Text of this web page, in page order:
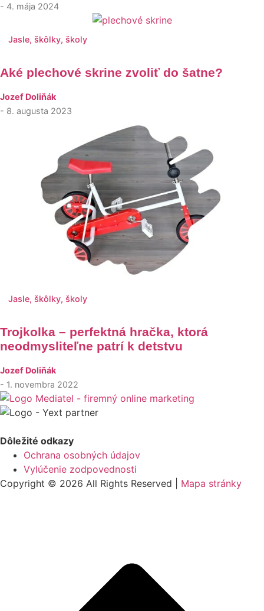
- 4. mája 2024
Jasle, škôlky, školy
Aké plechové skrine zvoliť do šatne?
Jozef Doliňák
- 8. augusta 2023
Jasle, škôlky, školy
Trojkolka – perfektná hračka, ktorá
neodmysliteľne patrí k detstvu
Jozef Doliňák
- 1. novembra 2022
Dôležité odkazy
Ochrana osobných údajov
Vylúčenie zodpovednosti
Copyright © 2026 All Rights Reserved | Mapa stránky